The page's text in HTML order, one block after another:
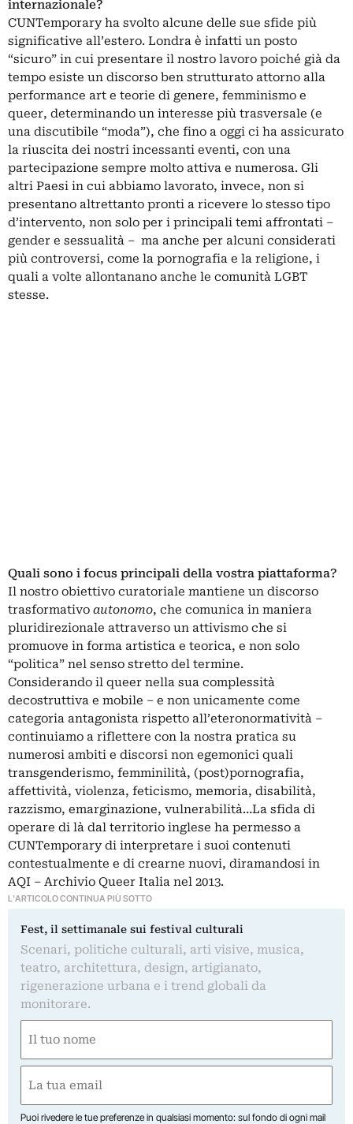
internazionale?
CUNTemporary ha svolto alcune delle sue sfide più
significative all’estero. Londra è infatti un posto
“sicuro” in cui presentare il nostro lavoro poiché già da
tempo esiste un discorso ben strutturato attorno alla
performance art e teorie di genere, femminismo e
queer, determinando un interesse più trasversale (e
una discutibile “moda”), che fino a oggi ci ha assicurato
la riuscita dei nostri incessanti eventi, con una
partecipazione sempre molto attiva e numerosa. Gli
altri Paesi in cui abbiamo lavorato, invece, non si
presentano altrettanto pronti a ricevere lo stesso tipo
d’intervento, non solo per i principali temi affrontati –
gender e sessualità – ma anche per alcuni considerati
più controversi, come la pornografia e la religione, i
quali a volte allontanano anche le comunità LGBT
stesse.
Quali sono i focus principali della vostra piattaforma?
Il nostro obiettivo curatoriale mantiene un discorso
trasformativo autonomo, che comunica in maniera
pluridirezionale attraverso un attivismo che si
promuove in forma artistica e teorica, e non solo
“politica” nel senso stretto del termine.
Considerando il queer nella sua complessità
decostruttiva e mobile – e non unicamente come
categoria antagonista rispetto all’eteronormatività –
continuiamo a riflettere con la nostra pratica su
numerosi ambiti e discorsi non egemonici quali
transgenderismo, femminilità, (post)pornografia,
affettività, violenza, feticismo, memoria, disabilità,
razzismo, emarginazione, vulnerabilità…La sfida di
operare di là dal territorio inglese ha permesso a
CUNTemporary di interpretare i suoi contenuti
contestualmente e di crearne nuovi, diramandosi in
AQI – Archivio Queer Italia nel 2013.
L'ARTICOLO CONTINUA PIÙ SOTTO
Fest, il settimanale sui festival culturali
Scenari, politiche culturali, arti visive, musica,
teatro, architettura, design, artigianato,
rigenerazione urbana e i trend globali da
monitorare.
(Obbligatorio)
Nome
(Obbligatorio)
Puoi rivedere le tue preferenze in qualsiasi momento: sul fondo di ogni mail